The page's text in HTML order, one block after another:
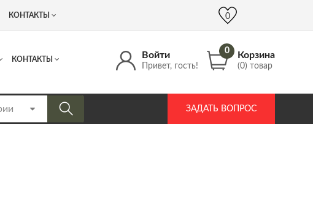
+7 (917) 537 17 16 info@DrozdPcp.ru
Войти
Привет, гость!
0 Корзина
(0) товар
КОНТАКТЫ
ЗАДАТЬ ВОПРОС
КОНТАКТЫ 0